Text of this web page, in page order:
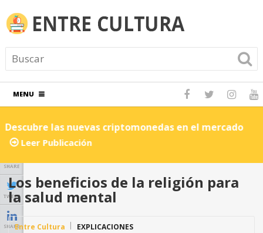
MENU
Descubre las nuevas criptomonedas en el mercado
Leer Publicación
SHARE
TWEET
SHARE
Los beneficios de la religión para
la salud mental
Entre Cultura EXPLICACIONES